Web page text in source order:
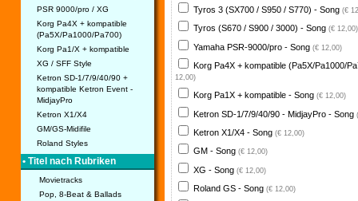
PSR 9000/pro / XG
Korg Pa4X + kompatible
(Pa5X/Pa1000/Pa700)
Korg Pa1/X + kompatible
XG / SFF Style
Ketron SD-1/7/9/40/90 +
kompatible Ketron Event -
MidjayPro
Ketron X1/X4
GM/GS-Midifile
Roland Styles
• Titel nach Rubriken
Movietracks
Pop, 8-Beat & Ballads
Tyros 3 (SX700 / S950 / S770) - Song (€
Tyros (S670 / S900 / 3000) - Song (€ 12,00)
Yamaha PSR-9000/pro - Song (€ 12,00)
Korg Pa4X + kompatible (Pa5X/Pa1000/
12,00)
Korg Pa1X + kompatible - Song (€ 12,00)
Ketron SD-1/7/9/40/90 - MidjayPro - Song
Ketron X1/X4 - Song (€ 12,00)
GM - Song (€ 12,00)
XG - Song (€ 12,00)
Roland GS - Song (€ 12,00)